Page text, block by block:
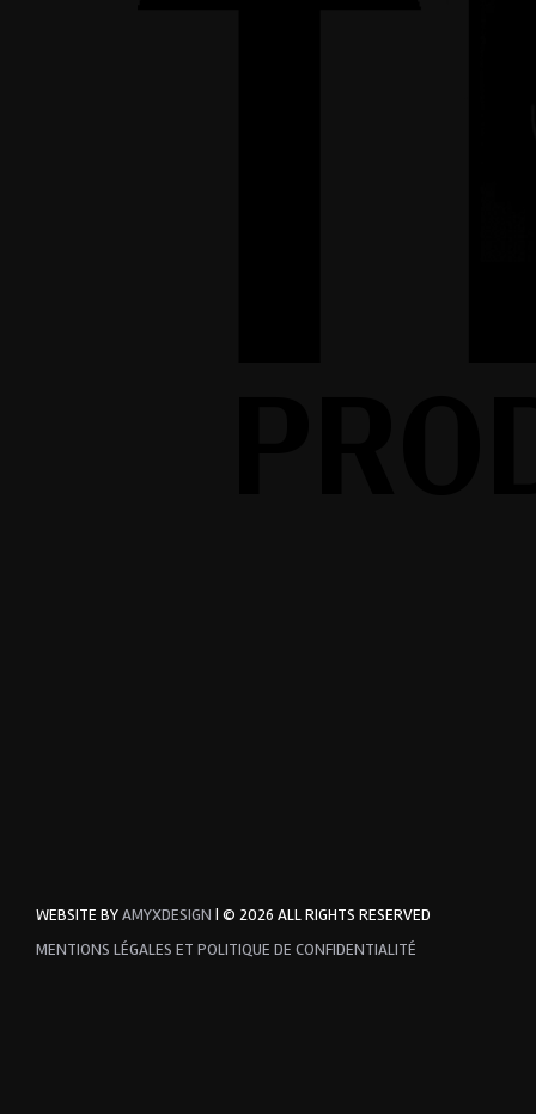
WEBSITE BYAMYXDESIGN | © 2026 ALL RIGHTS RESERVED
MENTIONS LÉGALES ET POLITIQUE DE CONFIDENTIALITÉ